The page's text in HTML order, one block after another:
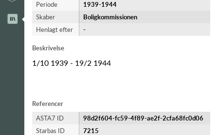
Periode
1939-​1944
Skaber
Boligkommissionen
Henlagt efter
-
Beskrivelse
1/10 1939 - 19/2 1944
Referencer
ASTA7 ID
98d2f604-fc59-4f89-ae2f-2cfa68fc0d06
Starbas ID
7215